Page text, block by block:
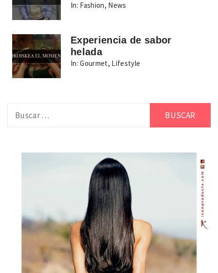
In: Fashion, News
Experiencia de sabor
helada
In: Gourmet, Lifestyle